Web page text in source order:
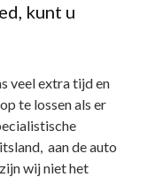
kunt u
veel extra tijd en
te lossen als er
aan de auto
wij niet het